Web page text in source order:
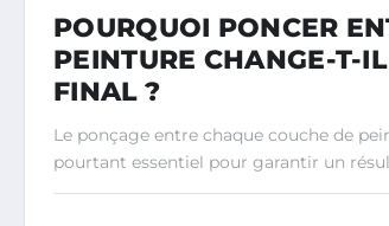
POURQUOI PONCER
PEINTURE CHANGE-T-
FINAL ?
Le ponçage entre chaque couche de
pourtant essentiel pour garantir un